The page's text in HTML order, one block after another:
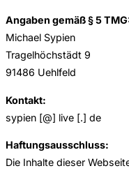
Angaben gemäß § 5
Michael Sypien
Tragelhöchstädt 9
91486 Uehlfeld
Kontakt:
sypien [@] live [.] de
Haftungsausschluss:
Die Inhalte dieser